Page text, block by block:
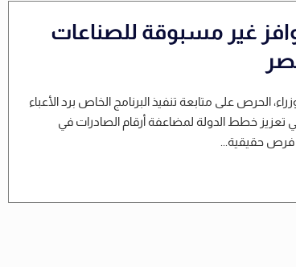
غير مسبوقة للصناعات
الحرص على متابعة تنفيذ البرنامج الخاص برد الأعباء
في تعزيز خطط الدولة لمضاعفة أرقام الصادرات في
فرص حقيقية...